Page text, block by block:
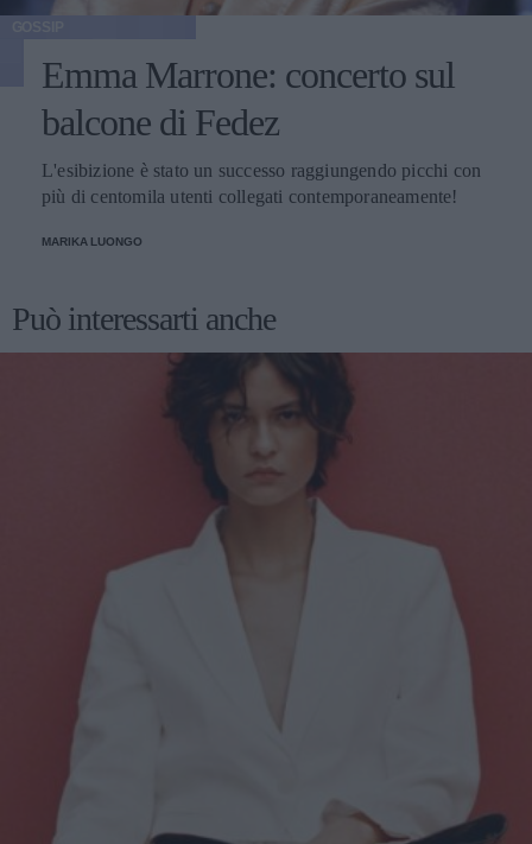
Emma Marrone: concerto sul
balcone di Fedez
L'esibizione è stato un successo raggiungendo picchi con
più di centomila utenti collegati contemporaneamente!
MARIKA LUONGO
Può interessarti anche